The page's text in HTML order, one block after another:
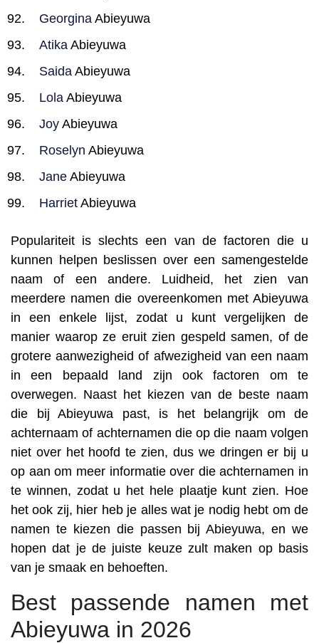
Georgina Abieyuwa
Atika Abieyuwa
Saida Abieyuwa
Lola Abieyuwa
Joy Abieyuwa
Roselyn Abieyuwa
Jane Abieyuwa
Harriet Abieyuwa
Populariteit is slechts een van de factoren die u
kunnen helpen beslissen over een samengestelde
naam of een andere. Luidheid, het zien van
meerdere namen die overeenkomen met Abieyuwa
in een enkele lijst, zodat u kunt vergelijken de
manier waarop ze eruit zien gespeld samen, of de
grotere aanwezigheid of afwezigheid van een naam
in een bepaald land zijn ook factoren om te
overwegen. Naast het kiezen van de beste naam
die bij Abieyuwa past, is het belangrijk om de
achternaam of achternamen die op die naam volgen
niet over het hoofd te zien, dus we dringen er bij u
op aan om meer informatie over die achternamen in
te winnen, zodat u het hele plaatje kunt zien. Hoe
het ook zij, hier heb je alles wat je nodig hebt om de
namen te kiezen die passen bij Abieyuwa, en we
hopen dat je de juiste keuze zult maken op basis
van je smaak en behoeften.
Best passende namen met
Abieyuwa in 2026